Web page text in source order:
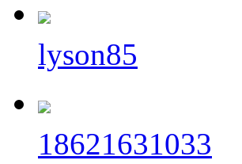
lyson85
18621631033